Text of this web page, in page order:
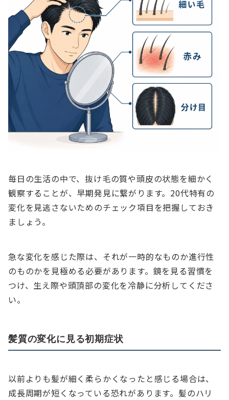
毎日の生活の中で、抜け毛の質や頭皮の状態を細かく
観察することが、早期発見に繋がります。20代特有の
変化を見逃さないためのチェック項目を把握しておき
ましょう。
急な変化を感じた際は、それが一時的なものか進行性
のものかを見極める必要があります。鏡を見る習慣を
つけ、生え際や頭頂部の変化を冷静に分析してくださ
い。
髪質の変化に見る初期症状
以前よりも髪が細く柔らかくなったと感じる場合は、
成長周期が短くなっている恐れがあります。髪のハリ